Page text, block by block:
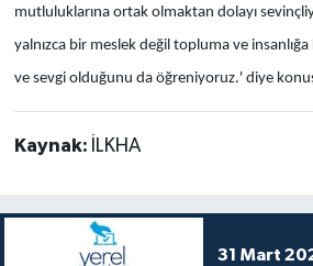
mutluluklarına ortak olmaktan dolayı
yalnızca bir meslek değil topluma ve insanlığa
ve sevgi olduğunu da öğreniyoruz.' diye
Kaynak: İLKHA
31 Mart